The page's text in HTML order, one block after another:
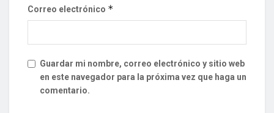
Correo electrónico *
Guardar mi nombre, correo electrónico y sitio web
en este navegador para la próxima vez que haga un
comentario.